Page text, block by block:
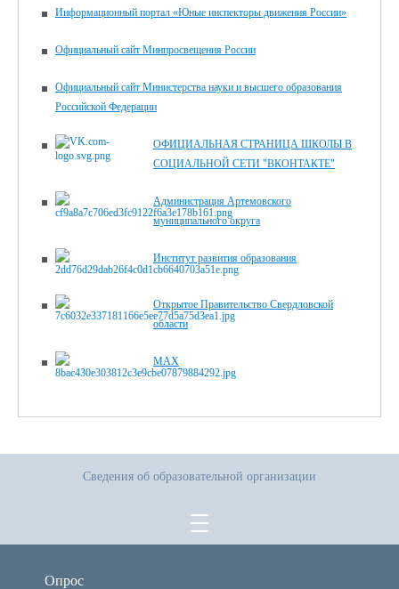
Информационный портал «Юные инспекторы движения России»
Официальный сайт Минпросвещения России
Официальный сайт Министерства науки и высшего образования
Российской Федерации
ОФИЦИАЛЬНАЯ СТРАНИЦА ШКОЛЫ В
СОЦИАЛЬНОЙ СЕТИ "ВКОНТАКТЕ"
Администрация Артемовского
муниципального округа
Институт развития образования
Открытое Правительство Свердловской
области
MAX
Сведения об образовательной организации
Опрос